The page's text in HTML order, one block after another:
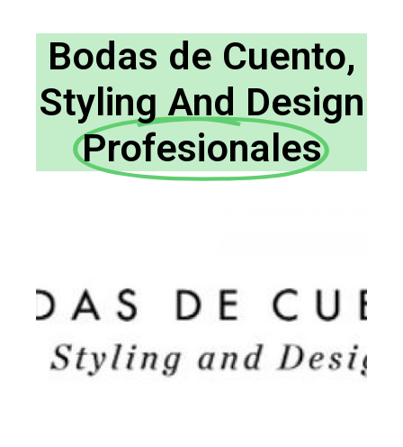
Bodas de Cuento,
Styling And Design
Profesionales